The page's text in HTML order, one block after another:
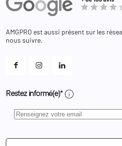
Bagagerie
Adresses
Bons de réduction
Changer votre mot de passe ?
Et les cookies ?
AMGPRO est aussi présent sur les
nous suivre.
Restez informé(e)* info